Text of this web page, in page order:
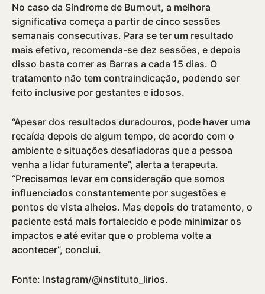
No caso da Sí­ndrome de Burnout, a melhora
significativa começa a partir de cinco sessões
semanais consecutivas. Para se ter um resultado
mais efetivo, recomenda-se dez sessões, e depois
disso basta correr as Barras a cada 15 dias. O
tratamento não tem contraindicação, podendo ser
feito inclusive por gestantes e idosos.
“Apesar dos resultados duradouros, pode haver uma
recaí­da depois de algum tempo, de acordo com o
ambiente e situações desafiadoras que a pessoa
venha a lidar futuramente”, alerta a terapeuta.
“Precisamos levar em consideração que somos
influenciados constantemente por sugestões e
pontos de vista alheios. Mas depois do tratamento, o
paciente está mais fortalecido e pode minimizar os
impactos e até evitar que o problema volte a
acontecer”, conclui.
Fonte: Instagram/@instituto_lirios.